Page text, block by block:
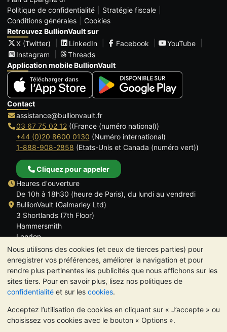
Nous utilisons des cookies (et ceux de tierces parties) pour
enregistrer vos préférences, améliorer la navigation et pour
rendre plus pertinentes les publicités que nous affichons sur les
sites tiers. Pour en savoir plus, lisez nos politiques de
confidentialité et sur les cookies.
Acceptez l’utilisation de cookies en cliquant sur « J’accepte » ou
choisissez vos cookies avec le bouton « Options ».
Politique de confidentialité
Stratégie fiscale
Conditions générales
Cookies
Retrouvez BullionVault sur
X (Twitter)
LinkedIn Facebook
YouTube
Instagram
Threads
Application mobile BullionVault
Contact
assistance@bullionvault.fr
03 67 75 02 12((France (numéro national))
+44 (0)20 8600 0130 (Numéro international)
1-888-908-2858 (Etats-Unis et Canada (numéro vert))
Cliquez pour appeler
Heures d'ouverture
De 10h à 18h30 (heure de Paris), du lundi au vendredi
BullionVault (Galmarley Ltd)
3 Shortlands (7th Floor)
Hammersmith
London
W6 8DA
ROYAUME UNI
TrustScore 4.6 | 534 avis
VEUILLEZ NOTER: La valeur des métaux précieux peut aussi